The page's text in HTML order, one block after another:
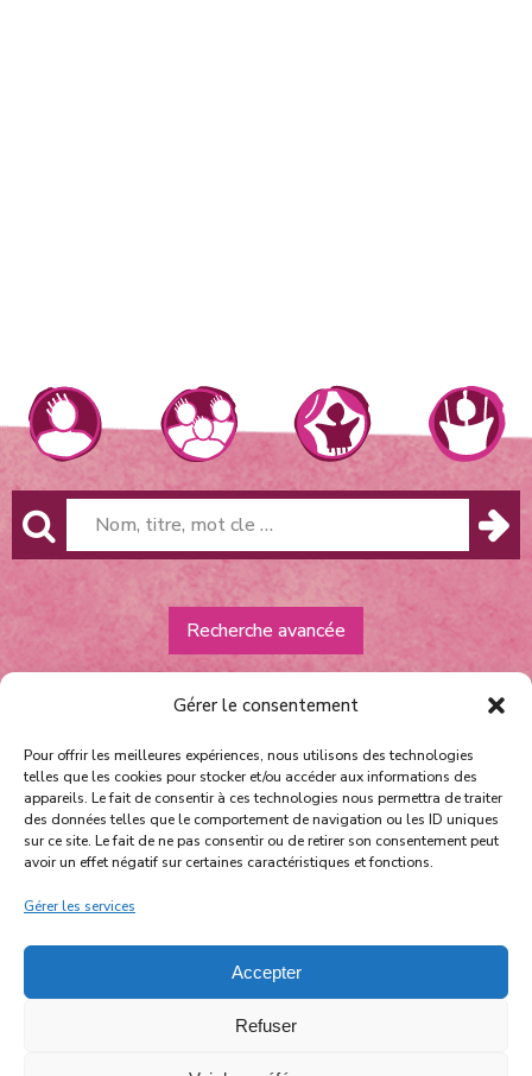
Gérer le consentement
Pour offrir les meilleures expériences, nous utilisons des technologies
telles que les cookies pour stocker et/ou accéder aux informations des
appareils. Le fait de consentir à ces technologies nous permettra de traiter
des données telles que le comportement de navigation ou les ID uniques
sur ce site. Le fait de ne pas consentir ou de retirer son consentement peut
avoir un effet négatif sur certaines caractéristiques et fonctions.
Gérer les services
Accepter
Refuser
Recherche avancée
Équipe et contact
nos partenaires